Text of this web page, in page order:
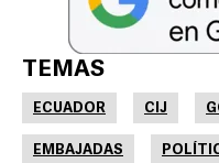
TEMAS
ECUADOR CIJ
EMBAJADAS